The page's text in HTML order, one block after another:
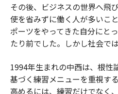
その後、ビジネスの世界へ飛
使を省みずに働く人が多いこ
ポーツをやってきた自分にと
たり前でした。しかし社会で
1994年生まれの中西は、根性
基づく練習メニューを重視す
高めるには、練習だけでなく